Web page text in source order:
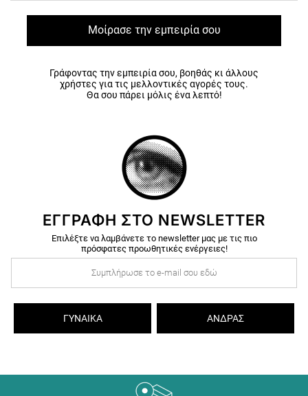
Μοίρασε την εμπειρία σου
Γράφοντας την εμπειρία σου, βοηθάς κι άλλους
χρήστες για τις μελλοντικές αγορές τους.
Θα σου πάρει μόλις ένα λεπτό!
ΕΓΓΡΑΦΗ ΣΤΟ NEWSLETTER
Επιλέξτε να λαμβάνετε το newsletter μας με τις πιο
πρόσφατες προωθητικές ενέργειες!
ΓΥΝΑΊΚΑ ΆΝΔΡΑΣ